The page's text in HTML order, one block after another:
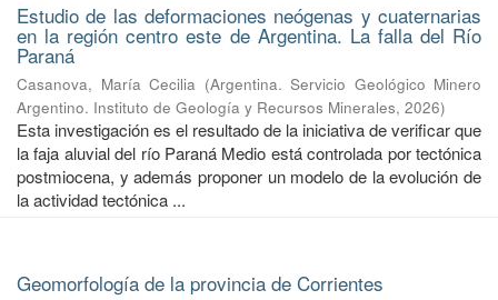
Estudio de las deformaciones neógenas y cuaternarias
en la región centro este de Argentina. La falla del Río
Paraná
Casanova, María Cecilia (Argentina. Servicio Geológico Minero
Argentino. Instituto de Geología y Recursos Minerales, 2026)
Esta investigación es el resultado de la iniciativa de verificar que
la faja aluvial del río Paraná Medio está controlada por tectónica
postmiocena, y además proponer un modelo de la evolución de
la actividad tectónica ...
Geomorfología de la provincia de Corrientes